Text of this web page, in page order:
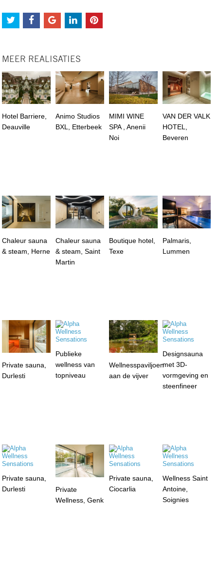
MEER REALISATIES
Hotel Barriere,
Deauville
Animo Studios
BXL, Etterbeek
MIMI WINE
SPA , Anenii
Noi
VAN DER VALK
HOTEL,
Beveren
Chaleur sauna
& steam, Herne
Chaleur sauna
& steam, Saint
Martin
Boutique hotel,
Texe
Palmaris,
Lummen
Private sauna,
Durlesti
Publieke
wellness van
topniveau
Wellnesspaviljoen
aan de vijver
Designsauna
met 3D-
vormgeving en
steenfineer
Private sauna,
Durlesti
Private
Wellness, Genk
Private sauna,
Ciocarlia
Wellness Saint
Antoine,
Soignies